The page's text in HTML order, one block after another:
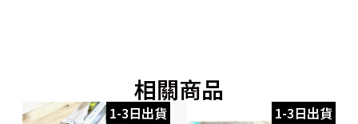
相關商品
1-3日出貨 1-3日出貨